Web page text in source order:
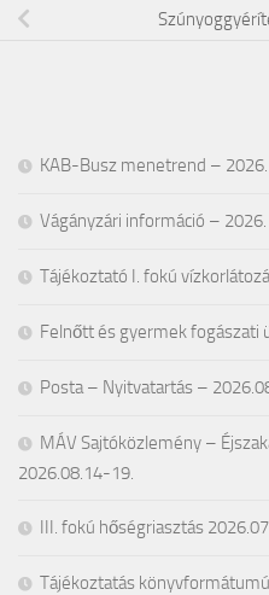
KAB-Busz menetrend –
Vágányzári információ –
Tájékoztató I. fokú
Felnőtt és gyermek fogászati
Posta – Nyitvatartás –
MÁV Sajtóközlemény –
2026.08.14-19.
III. fokú hőségriasztás
Tájékoztatás